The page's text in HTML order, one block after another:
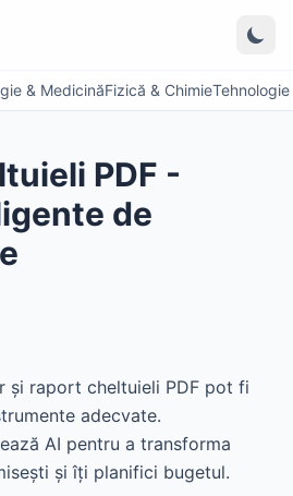
& MedicinăFizică & Chimie
PDF -
de
și raport cheltuieli PDF pot fi
adecvate.
AI pentru a transforma
și îți planifici bugetul.